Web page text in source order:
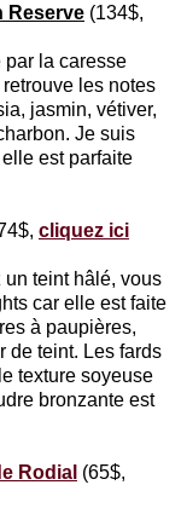
Reserve (134$,
par la caresse
les notes
jasmin, vétiver,
Je suis
est parfaite
cliquez ici
un teint hâlé, vous
car elle est faite
à paupières,
de teint. Les fards
texture soyeuse
bronzante est
Rodial (65$,